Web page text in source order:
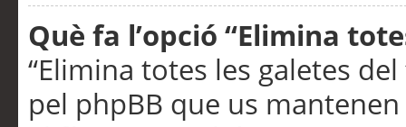
Què fa l’opció “Elimina
“Elimina totes les galetes
pel phpBB que us